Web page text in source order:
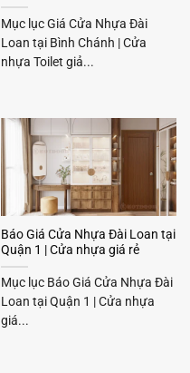
Mục lục Giá Cửa Nhựa Đài
Loan tại Bình Chánh | Cửa
nhựa Toilet giả...
Báo Giá Cửa Nhựa Đài Loan tại
Quận 1 | Cửa nhựa giá rẻ
Mục lục Báo Giá Cửa Nhựa Đài
Loan tại Quận 1 | Cửa nhựa
giá...